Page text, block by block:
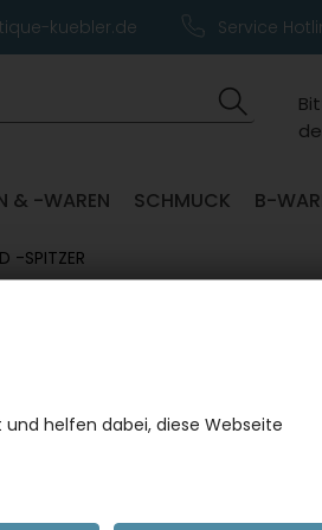
kuebler.de Service
& -WAREN SCHMUCK B-
-SPITZER
Schreibset mit
Violinschlüssel-
Spitzer
Artikelnummer:3262GEGK
helfen dabei, diese Webseite